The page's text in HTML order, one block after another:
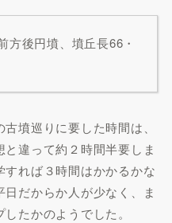
方後円墳、墳丘長66・
墳巡りに要した時間は、
違って約２時間半要しま
すれば３時間はかかるかな
だからか人が少なく、ま
たかのようでした。